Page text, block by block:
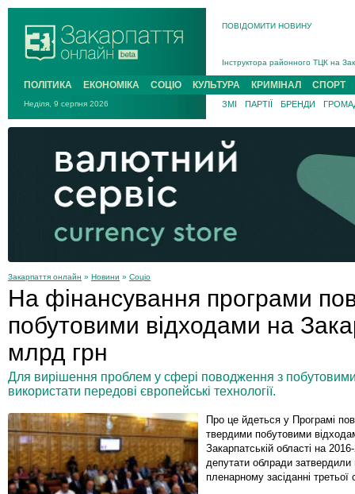
ПОВІДОМИТИ НОВИНУ
Інструктора районного ТЦК на
В Ужгороді попрощаються із
В Ужгороді 5 серпня
Підтвердили загибель
На війні з рф поліг військовий з
На війні загинув 26-річний
ПОЛІТИКА ЕКОНОМІКА СОЦІО КУЛЬТУРА КРИМІНАЛ СПОРТ
Неділя, 9 серпня 2026 ЗМІ ПАРТІЇ БРЕНДИ
Закарпаття онлайн » Новини » Соціо
На фінансування програми
побутовими відходами на
млрд грн
Для вирішення проблем у сфері поводження з
використати передові європейські технології.
Про це йдеться у Програмі
твердими побутовими
Закарпатській області на
депутати облради
пленарному засіданні третьої